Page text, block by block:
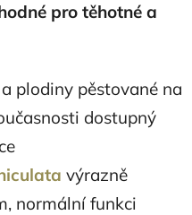
pro těhotné a
plodiny pěstované na
dostupný
výrazně
normální funkci